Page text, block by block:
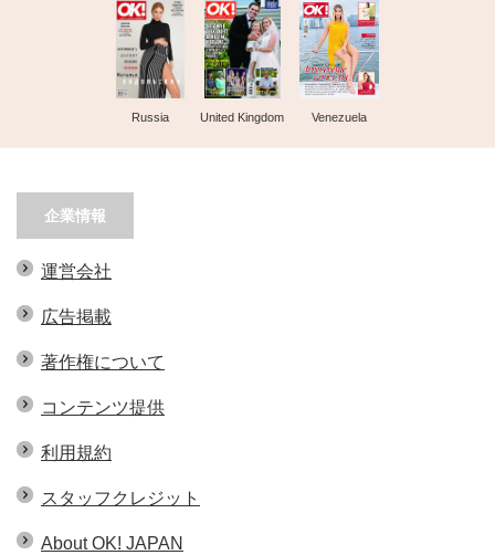
Russia United Kingdom Venezuela
企業情報
運営会社
広告掲載
著作権について
コンテンツ提供
利用規約
スタッフクレジット
About OK! JAPAN